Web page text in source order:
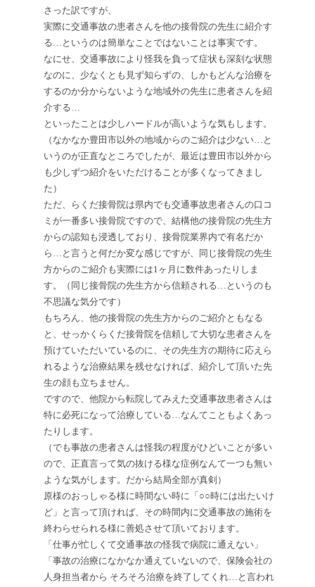
さった訳ですが、
実際に交通事故の患者さんを他の接骨院の先生に紹介す
る…というのは簡単なことではないことは事実です。
なにせ、交通事故により怪我を負って症状も深刻な状態
なのに、少なくとも見ず知らずの、しかもどんな治療を
するのか分からないような地域外の先生に患者さんを紹
介する…
といったことは少しハードルが高いような気もします。
（なかなか豊田市以外の地域からのご紹介は少ない…と
いうのが正直なところでしたが、最近は豊田市以外から
も少しずつ紹介をいただけることが多くなってきまし
た）
ただ、らくだ接骨院は県内でも交通事故患者さんの口コ
ミが一番多い接骨院ですので、結構他の接骨院の先生方
からの認知も浸透しており、接骨院業界内で有名だか
ら…と言うと何だか変な感じですが、同じ接骨院の先生
方からのご紹介も実際には1ヶ月に数件あったりしま
す。（同じ接骨院の先生方から信頼される…というのも
不思議な気分です）
もちろん、他の接骨院の先生方からのご紹介ともなる
と、せっかくらくだ接骨院を信頼して大切な患者さんを
預けていただいているのに、その先生方の期待に応えら
れるような治療結果を残せなければ、紹介して頂いた先
生の顔も立ちません。
ですので、他院から転院してみえた交通事故患者さんは
特に必死になって治療している…なんてこともよくあっ
たりします。
（でも事故の患者さんは怪我の程度がひどいことが多い
ので、正直言って気の抜ける様な症例なんて一つも無い
ような気がします。だから結局全部が真剣）
原様のおっしゃる様に時間ない時に「○○時には出たいけ
ど」と言って頂ければ、その時間内に交通事故の施術を
終わらせられる様に善処させて頂いております。
「仕事が忙しくて交通事故の怪我で病院に通えない」
「事故の治療になかなか通えていないので、保険会社の
人身担当者から そろそろ治療を終了してくれ…と言われ